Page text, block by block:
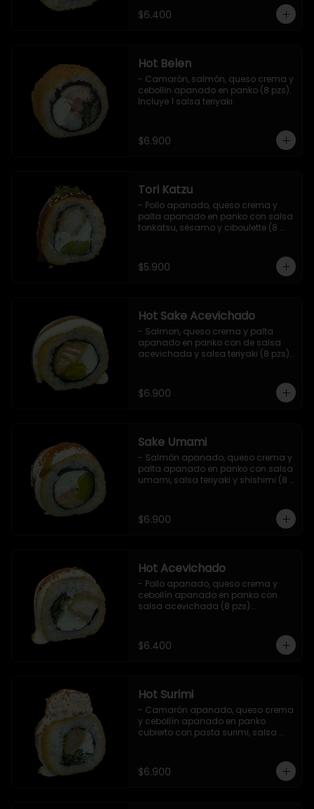
$6.400
Hot Belen
- Camarón, salmón, queso crema y
cebollin apanado en panko (8 pzs).
Incluye 1 salsa teriyaki.
$6.900
Tori Katzu
- Pollo apanado, queso crema y
palta apanado en panko con salsa
tonkatsu, sésamo y ciboulette (8
$5.900
Hot Sake Acevichado
- Salmon, queso crema y palta
apanado en panko con de salsa
acevichada y salsa teriyaki (8 pzs).
$6.900
Sake Umami
- Salmón apanado, queso crema y
palta apanado en panko con salsa
umami, salsa teriyaki y shishimi (8
$6.900
Hot Acevichado
- Pollo apanado, queso crema y
cebollín apanado en panko con
salsa acevichada (8 pzs).
$6.400
Hot Surimi
- Camarón apanado, queso crema
y cebollín apanado en panko
cubierto con pasta surimi, salsa
$6.900